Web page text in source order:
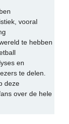
vooral
te hebben
en
te delen.
deze
over de hele